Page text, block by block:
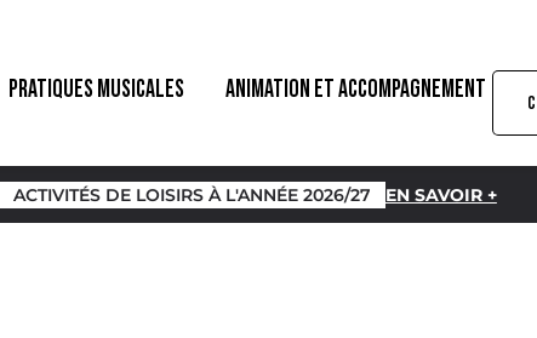
PRATIQUES MUSICALES ANIMATION ET ACCOMPAGNEMENT
ACTIVITÉS DE LOISIRS À L'ANNÉE 2026/27 EN SAVOIR +